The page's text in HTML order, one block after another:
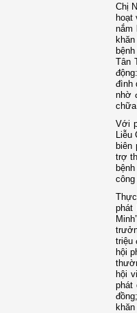
Chị
hoạt
nắm
Tân
đình
nhờ
chữa
Với
Liễu
biên
trợ
công
phát
triệu
hội
hội
phát